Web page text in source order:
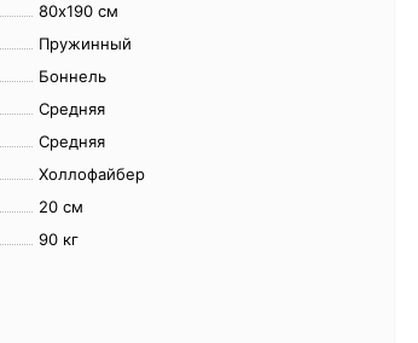
80х190 см
Пружинный
Боннель
Средняя
Средняя
Холлофайбер
20 см
90 кг